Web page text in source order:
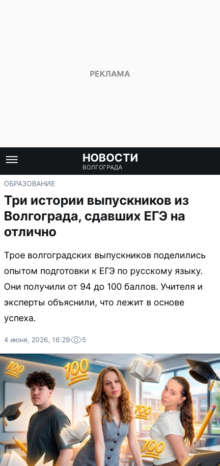
НОВОСТИ
ВОЛГОГРАДА
ОБРАЗОВАНИЕ
Три истории выпускников из
Волгограда, сдавших ЕГЭ на
отлично
Трое волгоградских выпускников поделились
опытом подготовки к ЕГЭ по русскому языку.
Они получили от 94 до 100 баллов. Учителя и
эксперты объяснили, что лежит в основе
успеха.
4 июня, 2026, 16:29 5